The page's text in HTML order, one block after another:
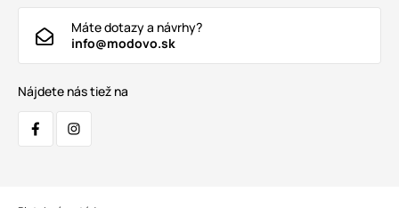
Máte dotazy a návrhy?
info@modovo.sk
Nájdete nás tiež na